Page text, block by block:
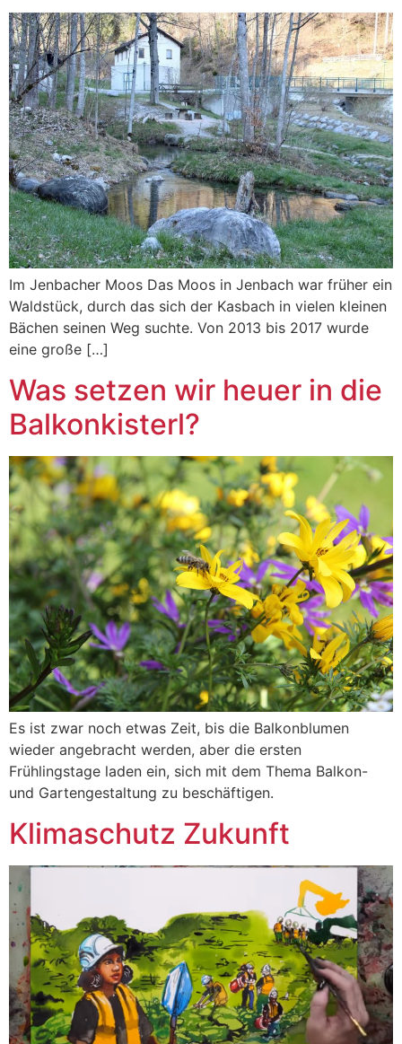
Im Jenbacher Moos Das Moos in Jenbach war früher ein
Waldstück, durch das sich der Kasbach in vielen kleinen
Bächen seinen Weg suchte. Von 2013 bis 2017 wurde
eine große […]
Was setzen wir heuer in die
Balkonkisterl?
Es ist zwar noch etwas Zeit, bis die Balkonblumen
wieder angebracht werden, aber die ersten
Frühlingstage laden ein, sich mit dem Thema Balkon-
und Gartengestaltung zu beschäftigen.
Klimaschutz Zukunft